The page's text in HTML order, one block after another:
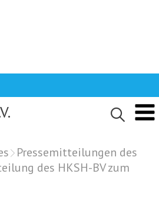
Pressemitteilungen des
des HKSH-BV zum